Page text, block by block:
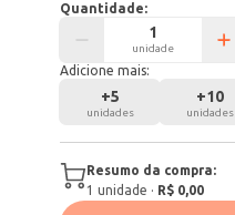
Quantidade:
unidade
Adicione mais:
+5
unidades
+10
unidades
Resumo da compra:
1 unidade · R$ 0,00